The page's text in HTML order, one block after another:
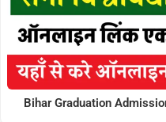
Bihar Graduation